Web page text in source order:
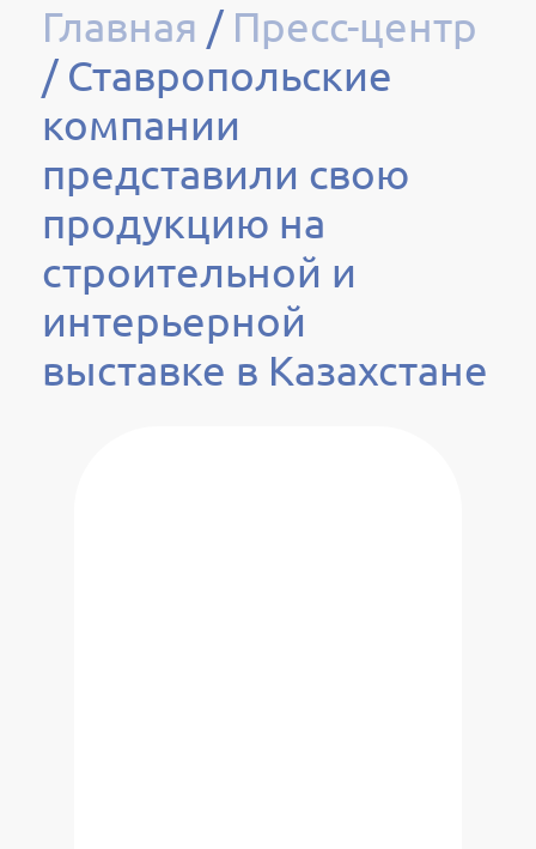
Главная / Пресс-центр
/ Ставропольские
компании
представили свою
продукцию на
строительной и
интерьерной
выставке в Казахстане